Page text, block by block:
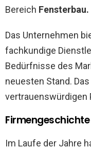
Bereich Fensterbau.
Das Unternehmen
fachkundige
Bedürfnisse des
neuesten Stand.
vertrauenswürdigen
Im Laufe der Jahre